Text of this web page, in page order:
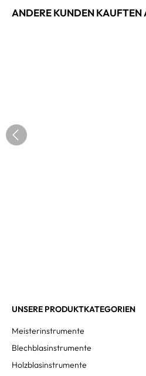
ANDERE KUNDEN KAUFTEN
UNSERE PRODUKTKATEGORIEN
Meisterinstrumente
Blechblasinstrumente
Holzblasinstrumente